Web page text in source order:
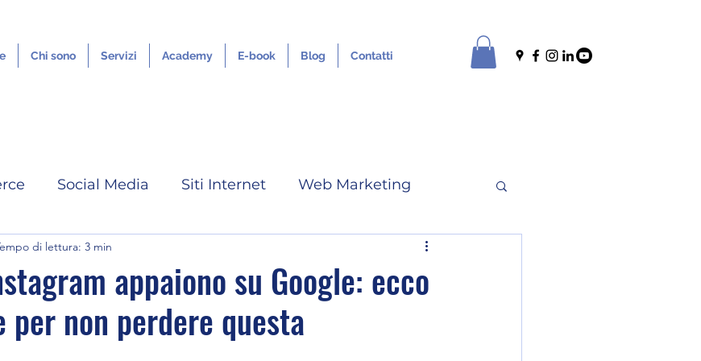
Chi sono Servizi Academy E-book Blog Contatti
Social Media Siti Internet Web Marketing
Google ADS News
Outsourcing Youtube Linkedin
appaiono su Google: ecco
non perdere questa
di lettura: 3 min